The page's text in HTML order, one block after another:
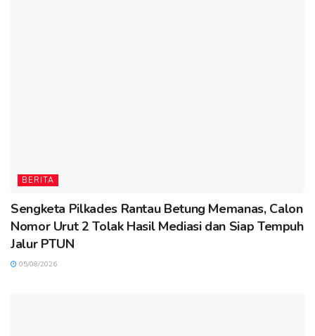
BERITA
Sengketa Pilkades Rantau Betung Memanas, Calon
Nomor Urut 2 Tolak Hasil Mediasi dan Siap Tempuh
Jalur PTUN
05/08/2026